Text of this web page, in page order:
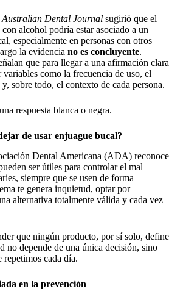
Australian Dental Journal sugirió que el
con alcohol podría estar asociado a un
especialmente en personas con otros
la evidencia no es concluyente.
que para llegar a una afirmación clara
variables como la frecuencia de uso, el
sobre todo, el contexto de cada persona.
respuesta blanca o negra.
de usar enjuague bucal?
Dental Americana (ADA) reconoce
ser útiles para controlar el mal
siempre que se usen de forma
te genera inquietud, optar por
alternativa totalmente válida y cada vez
que ningún producto, por sí solo, define
no depende de una única decisión, sino
cada día.
en la prevención